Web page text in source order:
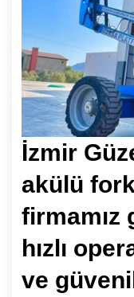
İzmir
akülü
firmamız
hızlı
ve